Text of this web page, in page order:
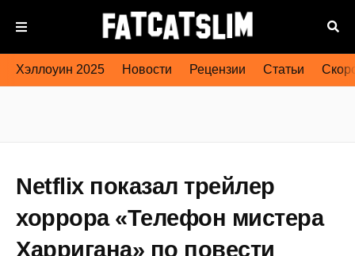
Хэллоуин 2025 Новости Рецензии Статьи
Netflix показал трейлер
хоррора «Телефон мистера
Харригана» по повести